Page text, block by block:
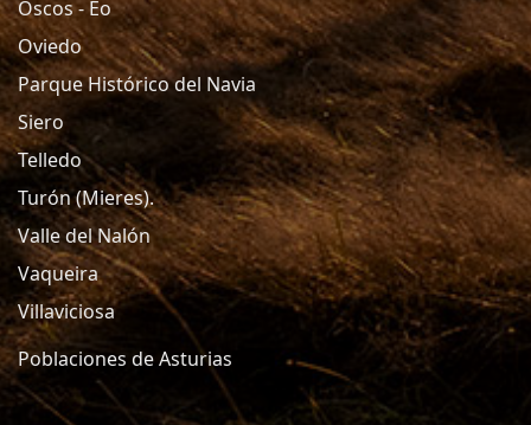
Oscos - Eo
Oviedo
Parque Histórico del Navia
Siero
Telledo
Turón (Mieres).
Valle del Nalón
Vaqueira
Villaviciosa
Poblaciones de Asturias